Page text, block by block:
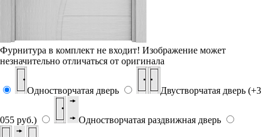
Фурнитура в комплект не входит! Изображение может
незначительно отличаться от оригинала
Одностворчатая дверь Двустворчатая дверь (+3
055 руб.) Одностворчатая раздвижная дверь